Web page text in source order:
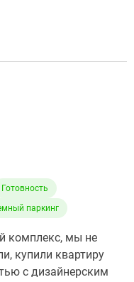
Готовность
паркинг
комплекс, мы не
купили квартиру
с дизайнерским